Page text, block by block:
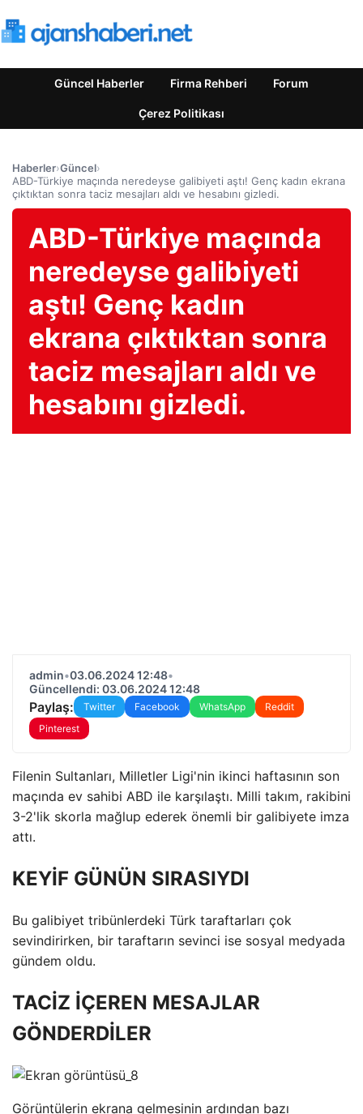
Güncel Haberler Firma Rehberi Forum
Çerez Politikası
Haberler›Güncel›
ABD-Türkiye maçında neredeyse galibiyeti aştı! Genç kadın ekrana
çıktıktan sonra taciz mesajları aldı ve hesabını gizledi.
ABD-Türkiye maçında
neredeyse galibiyeti
aştı! Genç kadın
ekrana çıktıktan sonra
taciz mesajları aldı ve
hesabını gizledi.
admin•03.06.2024 12:48•
Güncellendi: 03.06.2024 12:48
Paylaş: Twitter Facebook WhatsApp
Reddit
Pinterest
Filenin Sultanları, Milletler Ligi'nin ikinci haftasının son
maçında ev sahibi ABD ile karşılaştı. Milli takım, rakibini
3-2'lik skorla mağlup ederek önemli bir galibiyete imza
attı.
KEYİF GÜNÜN SIRASIYDI
Bu galibiyet tribünlerdeki Türk taraftarları çok
sevindirirken, bir taraftarın sevinci ise sosyal medyada
gündem oldu.
TACİZ İÇEREN MESAJLAR
GÖNDERDİLER
Görüntülerin ekrana gelmesinin ardından bazı